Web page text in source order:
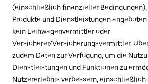
(einschließlich finanzieller Bedingungen),
Produkte und Dienstleistungen
kein Leihwagenvermittler oder
Versicherer/Versicherungsvermittler.
zudem Daten zur Verfügung, um die
Dienstleistungen und Funktionen zu
Nutzererlebnis verbessern, einschließlich